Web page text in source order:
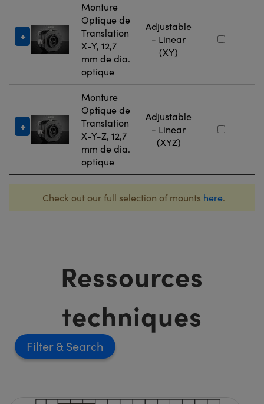
Monture
Optique de
Translation
X-Y, 12,7
mm de dia.
optique
Adjustable
- Linear
(XY)
Monture
Optique de
Translation
X-Y-Z, 12,7
mm de dia.
optique
Adjustable
- Linear
(XYZ)
Check out our full selection of mounts here.
Ressources
techniques
Filter